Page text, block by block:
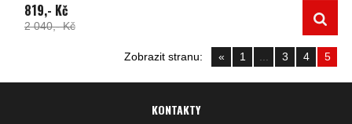
819,- Kč
2 040,- Kč
Zobrazit stranu: « 1 3 4 5
KONTAKTY